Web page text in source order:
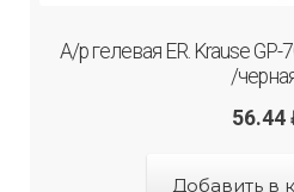
А/р гелевая ER. Krause
/
56.44
Добавить в